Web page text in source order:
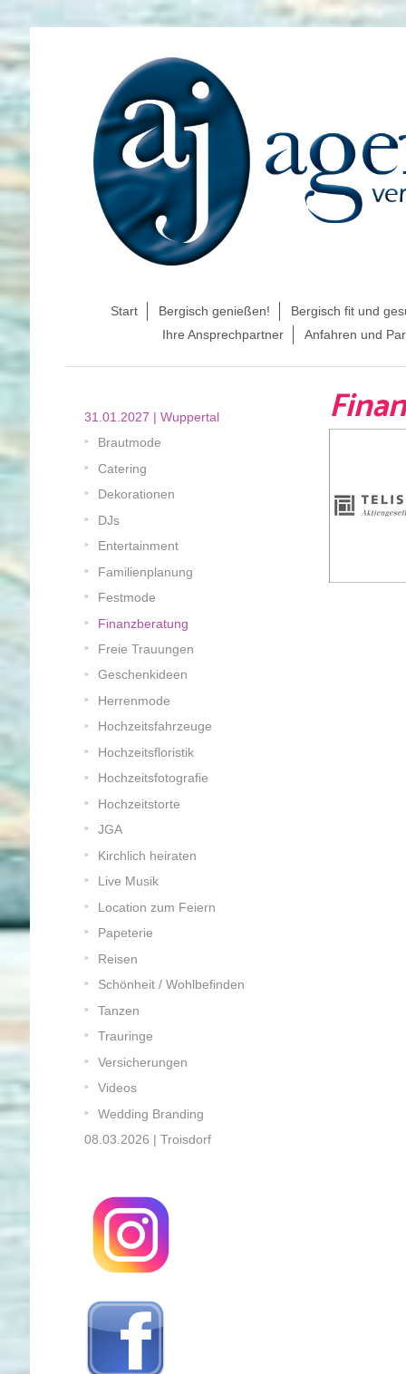
Start Bergisch genießen!
Bergisch fit und
Ihre Ansprechpartner
Anfahren und
31.01.2027 | Wuppertal
Brautmode
Catering
Dekorationen
DJs
Entertainment
Familienplanung
Festmode
Finanzberatung
Freie Trauungen
Geschenkideen
Herrenmode
Hochzeitsfahrzeuge
Hochzeitsfloristik
Hochzeitsfotografie
Hochzeitstorte
JGA
Kirchlich heiraten
Live Musik
Location zum Feiern
Papeterie
Reisen
Schönheit / Wohlbefinden
Tanzen
Trauringe
Versicherungen
Videos
Wedding Branding
08.03.2026 | Troisdorf